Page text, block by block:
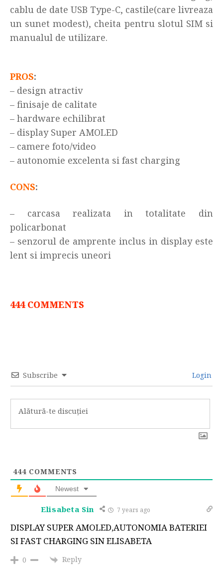
cablu de date USB Type-C, castile(care livreaza
un sunet modest), cheita pentru slotul SIM si
manualul de utilizare.
PROS:
– design atractiv
– finisaje de calitate
– hardware echilibrat
– display Super AMOLED
– camere foto/video
– autonomie excelenta si fast charging
CONS:
– carcasa realizata in totalitate din
policarbonat
– senzorul de amprente inclus in display este
lent si imprecis uneori
444 COMMENTS
Subscribe Login
444 COMMENTS
Newest
Elisabeta Sin 7 years ago
DISPLAY SUPER AMOLED,AUTONOMIA BATERIEI
SI FAST CHARGING SIN ELISABETA
0 Reply